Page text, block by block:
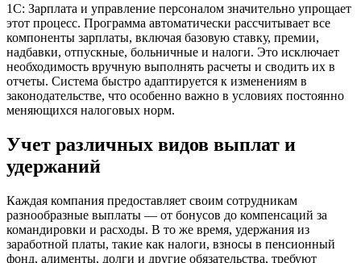
1С: Зарплата и управление персоналом значительно упрощает
этот процесс. Программа автоматически рассчитывает все
компоненты зарплаты, включая базовую ставку, премии,
надбавки, отпускные, больничные и налоги. Это исключает
необходимость вручную выполнять расчеты и сводить их в
отчеты. Система быстро адаптируется к изменениям в
законодательстве, что особенно важно в условиях постоянно
меняющихся налоговых норм.
Учет различных видов выплат и
удержаний
Каждая компания предоставляет своим сотрудникам
разнообразные выплаты — от бонусов до компенсаций за
командировки и расходы. В то же время, удержания из
заработной платы, такие как налоги, взносы в пенсионный
фонд, алименты, долги и другие обязательства, требуют